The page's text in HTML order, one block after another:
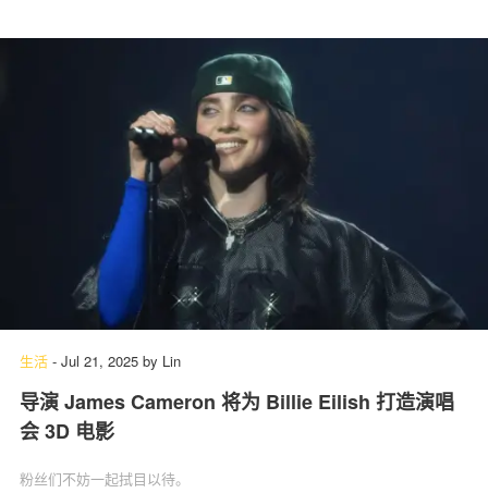
生活 - Jul 21, 2025 by Lin
导演 James Cameron 将为 Billie Eilish 打造演唱
会 3D 电影
粉丝们不妨一起拭目以待。